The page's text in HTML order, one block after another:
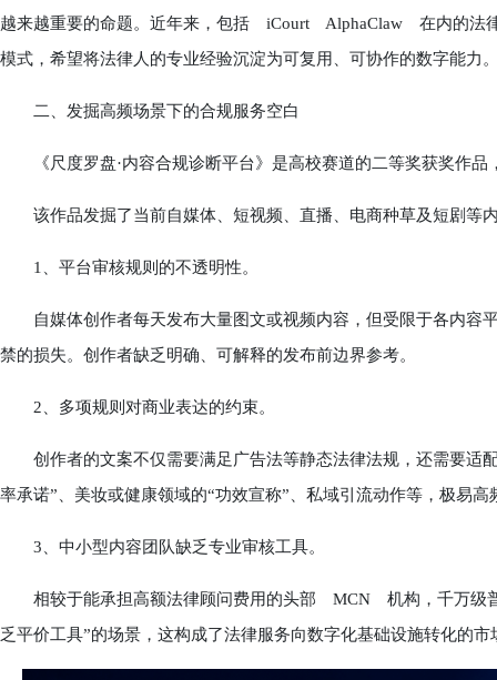
越来越重要的命题。近年来，包括 iCourt AlphaClaw 在内的
模式，希望将法律人的专业经验沉淀为可复用、可协作的数字能力
二、发掘高频场景下的合规服务空白
《尺度罗盘·内容合规诊断平台》是高校赛道的二等奖获奖作品
该作品发掘了当前自媒体、短视频、直播、电商种草及短剧等
1、平台审核规则的不透明性。
自媒体创作者每天发布大量图文或视频内容，但受限于各内容
禁的损失。创作者缺乏明确、可解释的发布前边界参考。
2、多项规则对商业表达的约束。
创作者的文案不仅需要满足广告法等静态法律法规，还需要适
率承诺”、美妆或健康领域的“功效宣称”、私域引流动作等，极易高
3、中小型内容团队缺乏专业审核工具。
相较于能承担高额法律顾问费用的头部 MCN 机构，千万级普
乏平价工具”的场景，这构成了法律服务向数字化基础设施转化的市